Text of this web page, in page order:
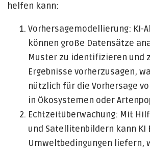
helfen kann:
Vorhersagemodellierung: KI-
können große Datensätze
Muster zu identifizieren und
Ergebnisse vorherzusagen,
nützlich für die Vorhersage
in Ökosystemen oder
Echtzeitüberwachung: Mit
und Satellitenbildern kann KI
Umweltbedingungen liefern,